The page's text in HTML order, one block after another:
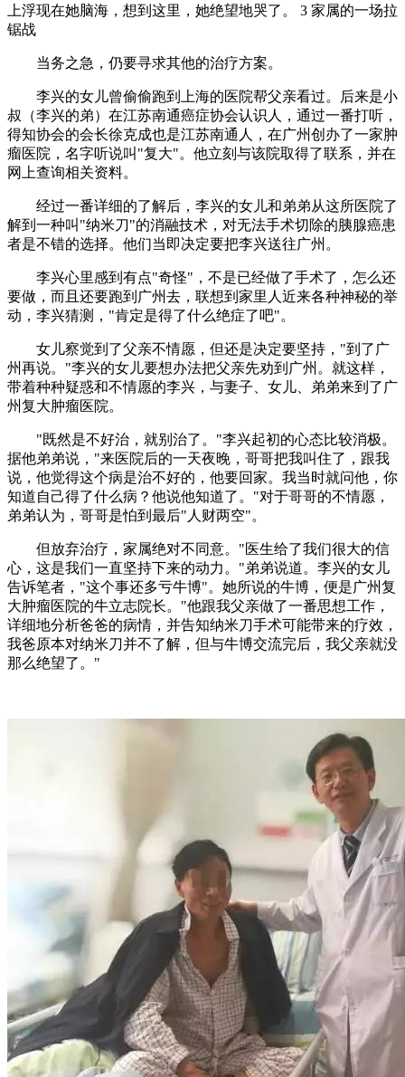
上浮现在她脑海，想到这里，她绝望地哭了。 3 家属的一场拉
锯战
当务之急，仍要寻求其他的治疗方案。
李兴的女儿曾偷偷跑到上海的医院帮父亲看过。后来是小
叔（李兴的弟）在江苏南通癌症协会认识人，通过一番打听，
得知协会的会长徐克成也是江苏南通人，在广州创办了一家肿
瘤医院，名字听说叫"复大"。他立刻与该院取得了联系，并在
网上查询相关资料。
经过一番详细的了解后，李兴的女儿和弟弟从这所医院了
解到一种叫"纳米刀"的消融技术，对无法手术切除的胰腺癌患
者是不错的选择。他们当即决定要把李兴送往广州。
李兴心里感到有点"奇怪"，不是已经做了手术了，怎么还
要做，而且还要跑到广州去，联想到家里人近来各种神秘的举
动，李兴猜测，"肯定是得了什么绝症了吧"。
女儿察觉到了父亲不情愿，但还是决定要坚持，"到了广
州再说。"李兴的女儿要想办法把父亲先劝到广州。就这样，
带着种种疑惑和不情愿的李兴，与妻子、女儿、弟弟来到了广
州复大肿瘤医院。
"既然是不好治，就别治了。"李兴起初的心态比较消极。
据他弟弟说，"来医院后的一天夜晚，哥哥把我叫住了，跟我
说，他觉得这个病是治不好的，他要回家。我当时就问他，你
知道自己得了什么病？他说他知道了。"对于哥哥的不情愿，
弟弟认为，哥哥是怕到最后"人财两空"。
但放弃治疗，家属绝对不同意。"医生给了我们很大的信
心，这是我们一直坚持下来的动力。"弟弟说道。李兴的女儿
告诉笔者，"这个事还多亏牛博"。她所说的牛博，便是广州复
大肿瘤医院的牛立志院长。"他跟我父亲做了一番思想工作，
详细地分析爸爸的病情，并告知纳米刀手术可能带来的疗效，
我爸原本对纳米刀并不了解，但与牛博交流完后，我父亲就没
那么绝望了。"